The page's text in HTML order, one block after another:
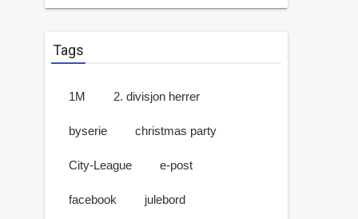
Tags
1M 2. divisjon herrer
byserie christmas party
City-League e-post
facebook julebord